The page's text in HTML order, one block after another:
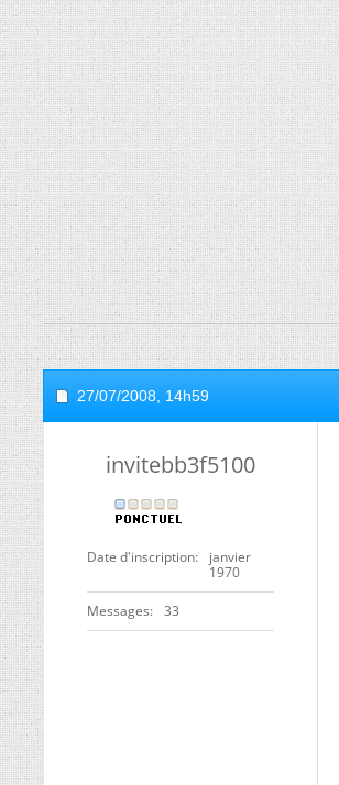
27/07/2008, 14h59
invitebb3f5100
Date d'inscription
janvier
1970
Messages 33